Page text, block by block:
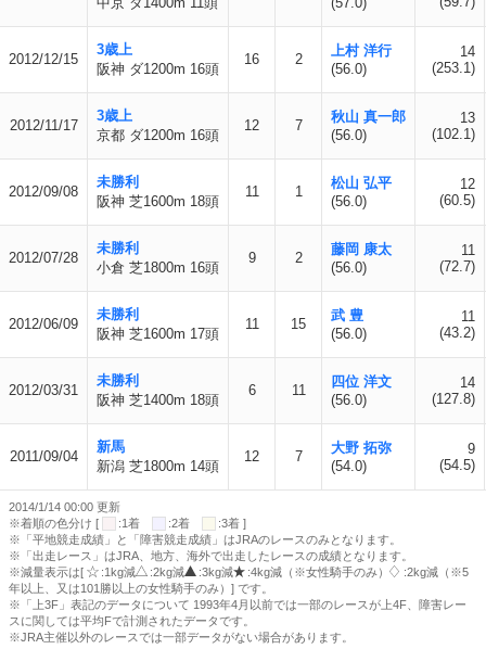
2012/12/15
3歳上
阪神 ダ1200m 16頭
16 2
上村 洋行
(56.0)
14
(253.1)
2012/11/17
3歳上
京都 ダ1200m 16頭
12 7
秋山 真一郎
(56.0)
13
(102.1)
2012/09/08
未勝利
阪神 芝1600m 18頭
11 1
松山 弘平
(56.0)
12
(60.5)
2012/07/28
未勝利
小倉 芝1800m 16頭
9 2
藤岡 康太
(56.0)
11
(72.7)
2012/06/09
未勝利
阪神 芝1600m 17頭
11 15
武 豊
(56.0)
11
(43.2)
2012/03/31
未勝利
阪神 芝1400m 18頭
6 11
四位 洋文
(56.0)
14
(127.8)
2011/09/04
新馬
新潟 芝1800m 14頭
12 7
大野 拓弥
(54.0)
9
(54.5)
2014/1/14 00:00 更新
※着順の色分け [
:1着 :2着
:3着 ]
※「平地競走成績」と「障害競走成績」はJRAのレースのみとなります。
※「出走レース」はJRA、地方、海外で出走したレースの成績となります。
※減量表示は[
:1kg減 :2kg減 :3kg減 :4kg減（※女性騎手のみ）
:2kg減（※5
年以上、又は101勝以上の女性騎手のみ）] です。
※「上3F」表記のデータについて 1993年4月以前では一部のレースが上4F、障害レー
スに関しては平均Fで計測されたデータです。
※JRA主催以外のレースでは一部データがない場合があります。